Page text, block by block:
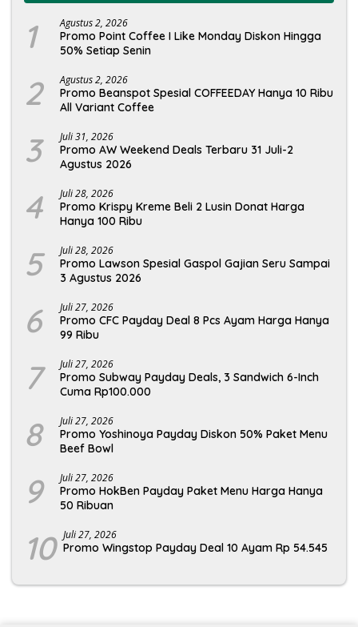
1 Agustus 2, 2026
Promo Point Coffee I Like Monday Diskon Hingga
50% Setiap Senin
2 Agustus 2, 2026
Promo Beanspot Spesial COFFEEDAY Hanya 10 Ribu
All Variant Coffee
3 Juli 31, 2026
Promo AW Weekend Deals Terbaru 31 Juli-2
Agustus 2026
4 Juli 28, 2026
Promo Krispy Kreme Beli 2 Lusin Donat Harga
Hanya 100 Ribu
5 Juli 28, 2026
Promo Lawson Spesial Gaspol Gajian Seru Sampai
3 Agustus 2026
6 Juli 27, 2026
Promo CFC Payday Deal 8 Pcs Ayam Harga Hanya
99 Ribu
7 Juli 27, 2026
Promo Subway Payday Deals, 3 Sandwich 6-Inch
Cuma Rp100.000
8 Juli 27, 2026
Promo Yoshinoya Payday Diskon 50% Paket Menu
Beef Bowl
9 Juli 27, 2026
Promo HokBen Payday Paket Menu Harga Hanya
50 Ribuan
10 Juli 27, 2026
Promo Wingstop Payday Deal 10 Ayam Rp 54.545